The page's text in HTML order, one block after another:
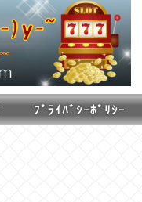
ﾌﾟﾗｲﾊﾞｼｰﾎﾟﾘｼｰ